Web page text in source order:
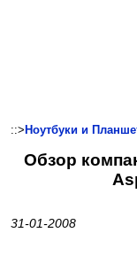
::> Ноутбуки и
Обзор
31-01-2008